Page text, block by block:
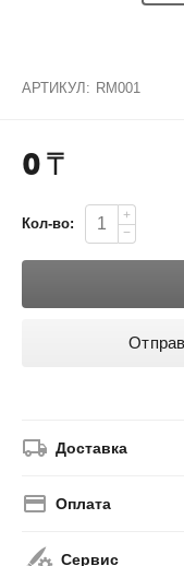
АРТИКУЛ: RM001
0₸
Кол-во:
+
−
Доставка
Оплата
Сервис